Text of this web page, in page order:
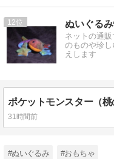
12 ぬいぐる
ネットの通
のものや珍
えします
31時間前
#ぬいぐるみ #おもちゃ